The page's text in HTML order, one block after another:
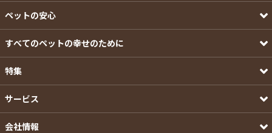
ペットの安心
すべてのペットの幸せのために
特集
サービス
会社情報